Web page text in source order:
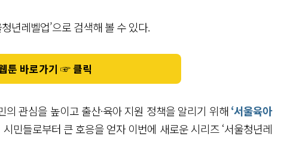
청년레벨업’으로 검색해 볼 수 있다.
툰 바로가기 ☞ 클릭
관심을 높이고 출산·육아 지원 정책을 알리기 위해‘서울육아
민들로부터 큰 호응을 얻자 이번에 새로운 시리즈 ‘서울청년레